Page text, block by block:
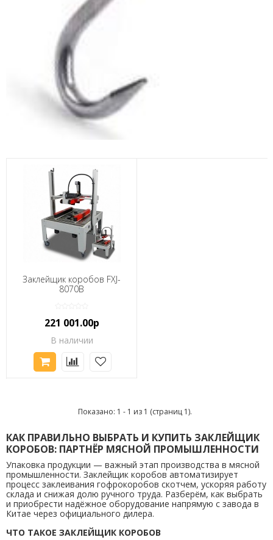
Заклейщик коробов FXJ-
8070B
221 001.00р
В наличии
Показано: 1 - 1 из 1 (страниц 1).
КАК ПРАВИЛЬНО ВЫБРАТЬ И КУПИТЬ ЗАКЛЕЙЩИК
КОРОБОВ: ПАРТНЁР МЯСНОЙ ПРОМЫШЛЕННОСТИ
Упаковка продукции — важный этап производства в мясной
промышленности. Заклейщик коробов автоматизирует
процесс заклеивания гофрокоробов скотчем, ускоряя работу
склада и снижая долю ручного труда. Разберём, как выбрать
и приобрести надёжное оборудование напрямую с завода в
Китае через официального дилера.
ЧТО ТАКОЕ ЗАКЛЕЙЩИК КОРОБОВ